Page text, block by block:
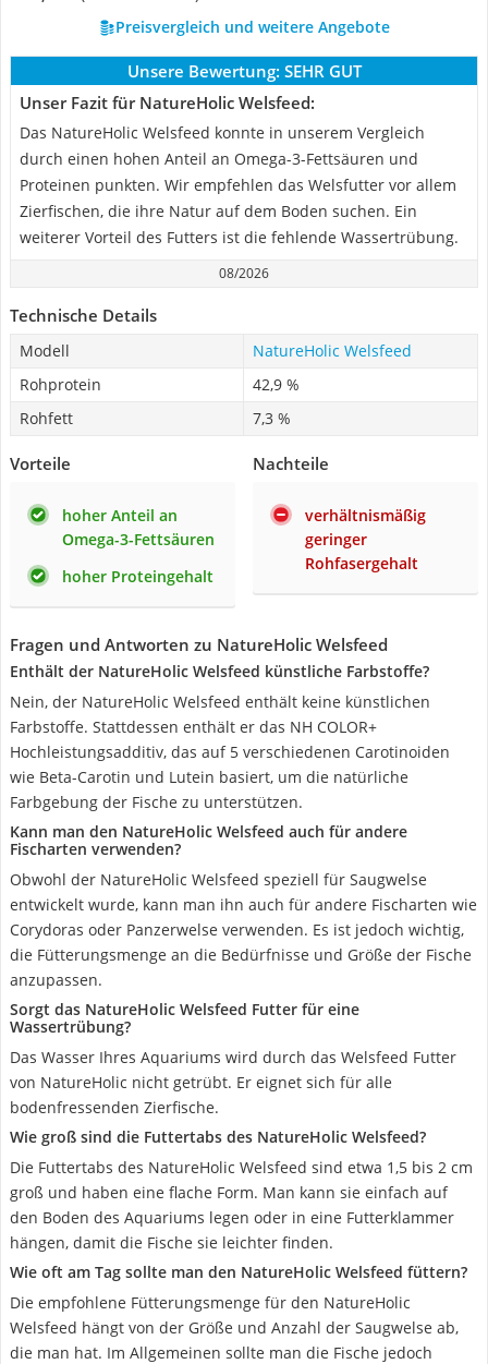
Preisvergleich und weitere Angebote
Unsere Bewertung: SEHR GUT
Unser Fazit für NatureHolic Welsfeed:
Das NatureHolic Welsfeed konnte in unserem Vergleich
durch einen hohen Anteil an Omega-3-Fettsäuren und
Proteinen punkten. Wir empfehlen das Welsfutter vor allem
Zierfischen, die ihre Natur auf dem Boden suchen. Ein
weiterer Vorteil des Futters ist die fehlende Wassertrübung.
08/2026
Technische Details
Modell
NatureHolic Welsfeed
Rohprotein
42,9 %
Rohfett
7,3 %
Vorteile
hoher Anteil an
Omega-3-Fettsäuren
hoher Proteingehalt
Nachteile
verhältnismäßig
geringer
Rohfasergehalt
Fragen und Antworten zu NatureHolic Welsfeed
Enthält der NatureHolic Welsfeed künstliche Farbstoffe?
Nein, der NatureHolic Welsfeed enthält keine künstlichen
Farbstoffe. Stattdessen enthält er das NH COLOR+
Hochleistungsadditiv, das auf 5 verschiedenen Carotinoiden
wie Beta-Carotin und Lutein basiert, um die natürliche
Farbgebung der Fische zu unterstützen.
Kann man den NatureHolic Welsfeed auch für andere
Fischarten verwenden?
Obwohl der NatureHolic Welsfeed speziell für Saugwelse
entwickelt wurde, kann man ihn auch für andere Fischarten wie
Corydoras oder Panzerwelse verwenden. Es ist jedoch wichtig,
die Fütterungsmenge an die Bedürfnisse und Größe der Fische
anzupassen.
Sorgt das NatureHolic Welsfeed Futter für eine
Wassertrübung?
Das Wasser Ihres Aquariums wird durch das Welsfeed Futter
von NatureHolic nicht getrübt. Er eignet sich für alle
bodenfressenden Zierfische.
Wie groß sind die Futtertabs des NatureHolic Welsfeed?
Die Futtertabs des NatureHolic Welsfeed sind etwa 1,5 bis 2 cm
groß und haben eine flache Form. Man kann sie einfach auf
den Boden des Aquariums legen oder in eine Futterklammer
hängen, damit die Fische sie leichter finden.
Wie oft am Tag sollte man den NatureHolic Welsfeed füttern?
Die empfohlene Fütterungsmenge für den NatureHolic
Welsfeed hängt von der Größe und Anzahl der Saugwelse ab,
die man hat. Im Allgemeinen sollte man die Fische jedoch